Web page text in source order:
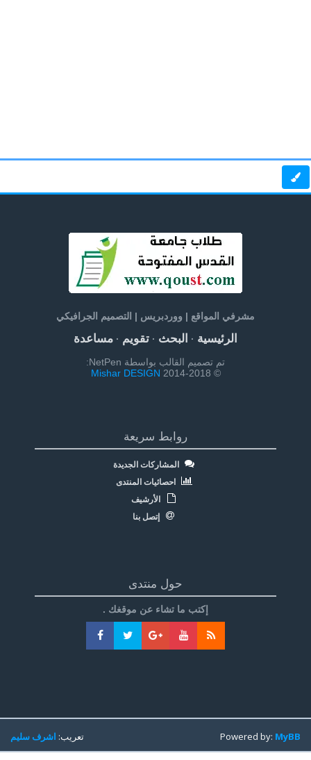
مشرفي المواقع | ووردبريس | التصميم الجرافيكي
الرئيسية· البحث· تقويم· مساعدة
تم تصميم القالب بواسطة NetPen:
© 2014-2018
Mishar DESIGN
روابط سريعة
المشاركات الجديدة
احصائيات المنتدى
الأرشيف
إتصل بنا
حول منتدى
إكتب ما تشاء عن موقغك .
تعريب:اشرف سليم Powered by:MyBB